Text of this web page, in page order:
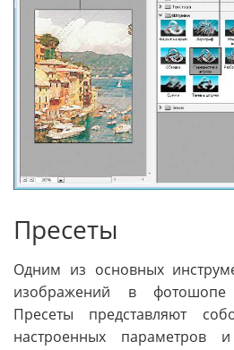
Пресеты
Одним из основных
изображений в фотошопе
Пресеты представляют
настроенных параметров